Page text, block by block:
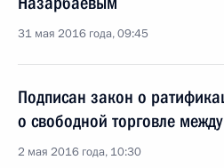
31 мая 2016 года, 09:45
Подписан закон о
о свободной торговле
2 мая 2016 года, 10:30